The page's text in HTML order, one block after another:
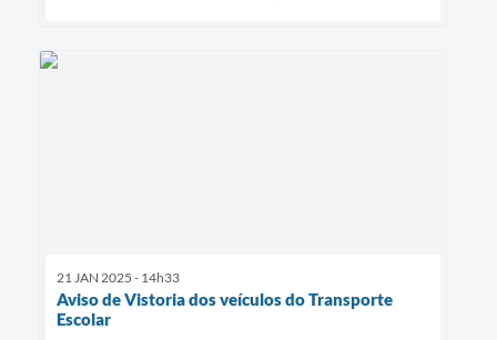
21 JAN 2025 - 14h33
Aviso de Vistoria dos veículos do Transporte
Escolar